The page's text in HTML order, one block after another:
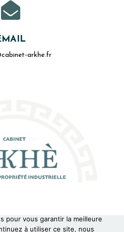

arkhe.fr
Légales
pour vous garantir la meilleure
à utiliser ce site, nous